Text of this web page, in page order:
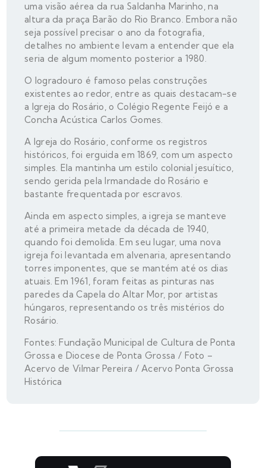
uma visão aérea da rua Saldanha Marinho, na
altura da praça Barão do Rio Branco. Embora não
seja possível precisar o ano da fotografia,
detalhes no ambiente levam a entender que ela
seria de algum momento posterior a 1980.
O logradouro é famoso pelas construções
existentes ao redor, entre as quais destacam-se
a Igreja do Rosário, o Colégio Regente Feijó e a
Concha Acústica Carlos Gomes.
A Igreja do Rosário, conforme os registros
históricos, foi erguida em 1869, com um aspecto
simples. Ela mantinha um estilo colonial jesuítico,
sendo gerida pela Irmandade do Rosário e
bastante frequentada por escravos.
Ainda em aspecto simples, a igreja se manteve
até a primeira metade da década de 1940,
quando foi demolida. Em seu lugar, uma nova
igreja foi levantada em alvenaria, apresentando
torres imponentes, que se mantém até os dias
atuais. Em 1961, foram feitas as pinturas nas
paredes da Capela do Altar Mor, por artistas
húngaros, representando os três mistérios do
Rosário.
Fontes: Fundação Municipal de Cultura de Ponta
Grossa e Diocese de Ponta Grossa / Foto –
Acervo de Vilmar Pereira / Acervo Ponta Grossa
Histórica